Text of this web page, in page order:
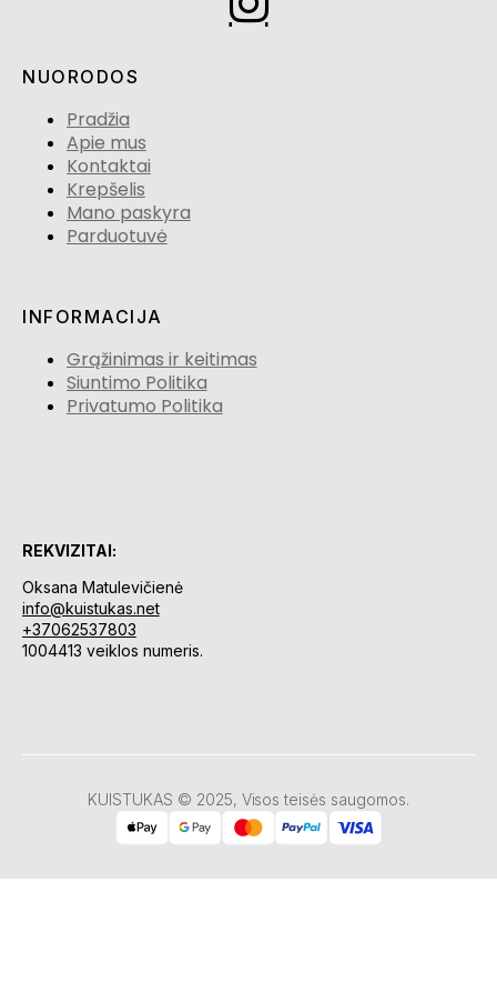
NUORODOS
Pradžia
Apie mus
Kontaktai
Krepšelis
Mano paskyra
Parduotuvė
INFORMACIJA
Grąžinimas ir keitimas
Siuntimo Politika
Privatumo Politika
REKVIZITAI:
Oksana Matulevičienė
info@kuistukas.net
+37062537803
1004413 veiklos numeris.
KUISTUKAS © 2025, Visos teisės saugomos.